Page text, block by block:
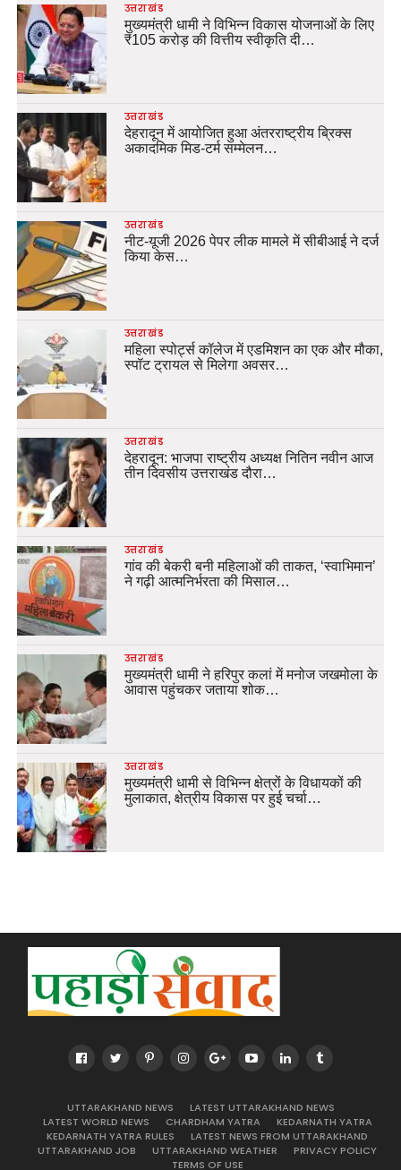
उत्तराखंड
मुख्यमंत्री धामी ने विभिन्न विकास योजनाओं के लिए
₹105 करोड़ की वित्तीय स्वीकृति दी…
उत्तराखंड
देहरादून में आयोजित हुआ अंतरराष्ट्रीय ब्रिक्स
अकादमिक मिड-टर्म सम्मेलन…
उत्तराखंड
नीट-यूजी 2026 पेपर लीक मामले में सीबीआई ने दर्ज
किया केस…
उत्तराखंड
महिला स्पोर्ट्स कॉलेज में एडमिशन का एक और मौका,
स्पॉट ट्रायल से मिलेगा अवसर…
उत्तराखंड
देहरादून: भाजपा राष्ट्रीय अध्यक्ष नितिन नवीन आज
तीन दिवसीय उत्तराखंड दौरा…
उत्तराखंड
गांव की बेकरी बनी महिलाओं की ताकत, ‘स्वाभिमान’
ने गढ़ी आत्मनिर्भरता की मिसाल…
उत्तराखंड
मुख्यमंत्री धामी ने हरिपुर कलां में मनोज जखमोला के
आवास पहुंचकर जताया शोक…
उत्तराखंड
मुख्यमंत्री धामी से विभिन्न क्षेत्रों के विधायकों की
मुलाकात, क्षेत्रीय विकास पर हुई चर्चा…
UTTARAKHAND NEWS
LATEST UTTARAKHAND NEWS
LATEST WORLD NEWS
CHARDHAM YATRA
KEDARNATH YATRA
KEDARNATH YATRA RULES
LATEST NEWS FROM UTTARAKHAND
UTTARAKHAND JOB
UTTARAKHAND WEATHER
PRIVACY POLICY
TERMS OF USE